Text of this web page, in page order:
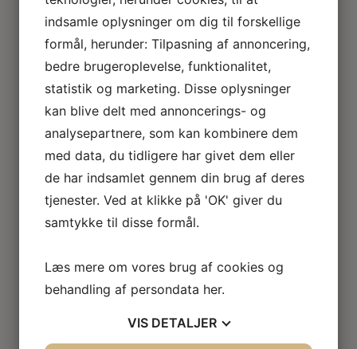
Loftlamper
Lysekroner
Gulvlamper
Udendørslamper
LED lamper
Roseline miniaturelamper
Lampe KIT
El tilbehør
Miniature rum
Café
Badeværelse
Bibliotek / kontor / arbejdsværelse
Børneværelse
Køkken
Soveværelse
Klædeskab
indsamle oplysninger om dig til forskellige
formål, herunder: Tilpasning af annoncering,
bedre brugeroplevelse, funktionalitet,
statistik og marketing. Disse oplysninger
kan blive delt med annoncerings- og
analysepartnere, som kan kombinere dem
med data, du tidligere har givet dem eller
de har indsamlet gennem din brug af deres
tjenester. Ved at klikke på 'OK' giver du
samtykke til disse formål.
Læs mere om vores brug af cookies og
behandling af persondata her.
VIS DETALJER